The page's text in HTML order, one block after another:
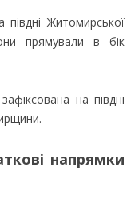
Житомирської
прямували в бік
на півдні
напрямки